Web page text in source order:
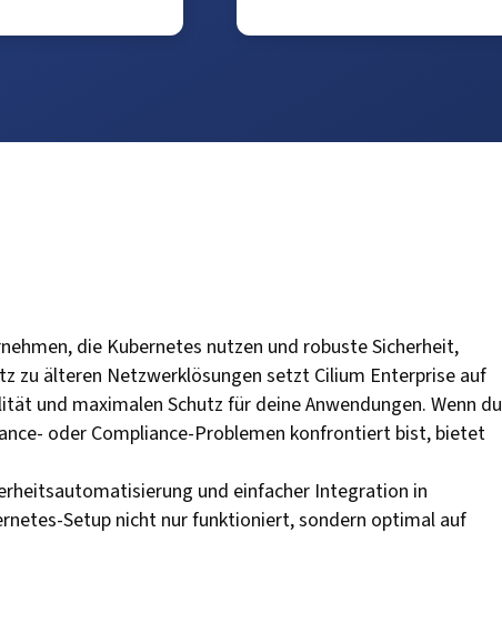
die Kubernetes nutzen und robuste Sicherheit,
zu älteren Netzwerklösungen setzt Cilium Enterprise auf
und maximalen Schutz für deine Anwendungen. Wenn du
oder Compliance-Problemen konfrontiert bist, bietet
und einfacher Integration in
Setup nicht nur funktioniert, sondern optimal auf